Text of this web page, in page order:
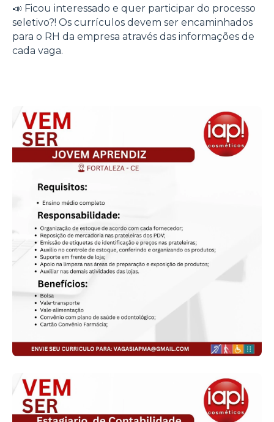
📣 Ficou interessado e quer participar do processo
seletivo?! Os currículos devem ser encaminhados
para o RH da empresa através das informações de
cada vaga.